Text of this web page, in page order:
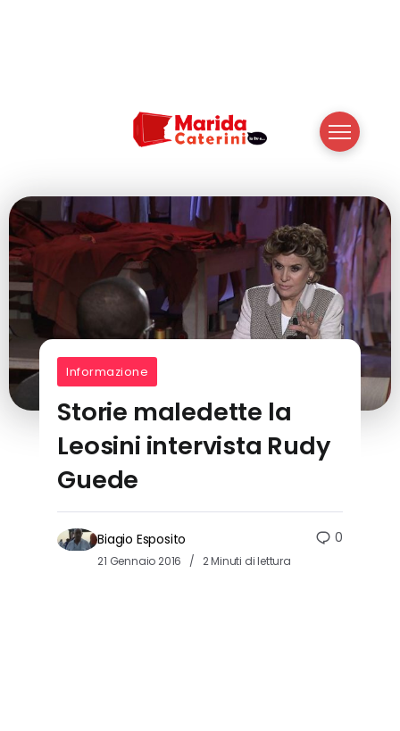
Informazione
Storie maledette la
Leosini intervista Rudy
Guede
Biagio Esposito
21 Gennaio 2016 2 Minuti di lettura
0